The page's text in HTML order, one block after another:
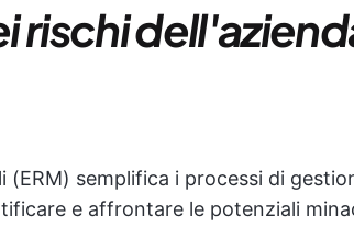
rischi
(ERM) semplifica i processi di
e affrontare le potenziali